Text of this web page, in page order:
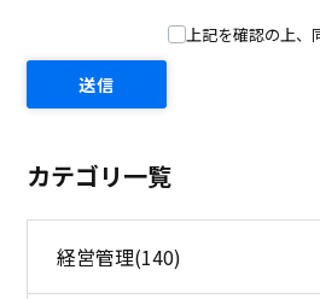
上記を確認の上、
カテゴリ一覧
経営管理(140)